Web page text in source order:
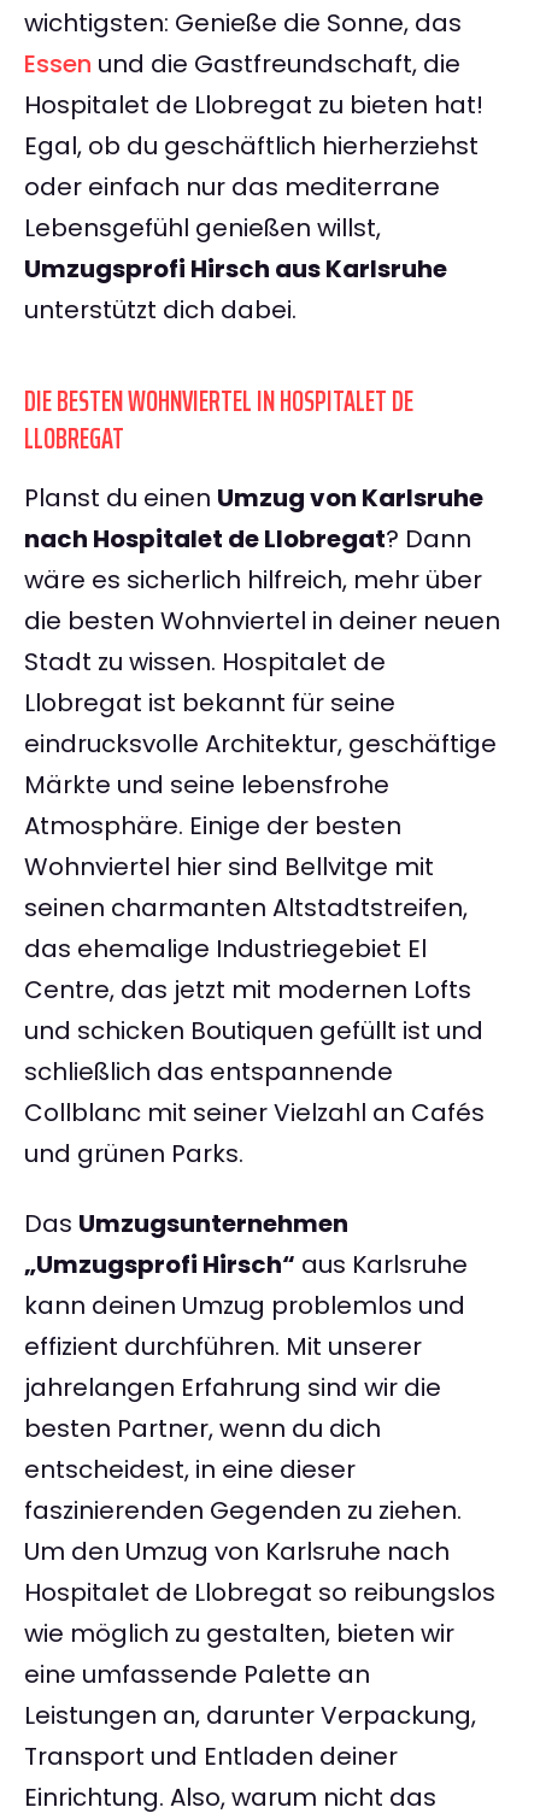
wichtigsten: Genieße die Sonne, das
Essen und die Gastfreundschaft, die
Hospitalet de Llobregat zu bieten hat!
Egal, ob du geschäftlich hierherziehst
oder einfach nur das mediterrane
Lebensgefühl genießen willst,
Umzugsprofi Hirsch aus Karlsruhe
unterstützt dich dabei.
DIE BESTEN WOHNVIERTEL IN HOSPITALET DE
LLOBREGAT
Planst du einen Umzug von Karlsruhe
nach Hospitalet de Llobregat? Dann
wäre es sicherlich hilfreich, mehr über
die besten Wohnviertel in deiner neuen
Stadt zu wissen. Hospitalet de
Llobregat ist bekannt für seine
eindrucksvolle Architektur, geschäftige
Märkte und seine lebensfrohe
Atmosphäre. Einige der besten
Wohnviertel hier sind Bellvitge mit
seinen charmanten Altstadtstreifen,
das ehemalige Industriegebiet El
Centre, das jetzt mit modernen Lofts
und schicken Boutiquen gefüllt ist und
schließlich das entspannende
Collblanc mit seiner Vielzahl an Cafés
und grünen Parks.
Das Umzugsunternehmen
„Umzugsprofi Hirsch“ aus Karlsruhe
kann deinen Umzug problemlos und
effizient durchführen. Mit unserer
jahrelangen Erfahrung sind wir die
besten Partner, wenn du dich
entscheidest, in eine dieser
faszinierenden Gegenden zu ziehen.
Um den Umzug von Karlsruhe nach
Hospitalet de Llobregat so reibungslos
wie möglich zu gestalten, bieten wir
eine umfassende Palette an
Leistungen an, darunter Verpackung,
Transport und Entladen deiner
Einrichtung. Also, warum nicht das